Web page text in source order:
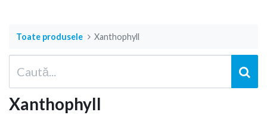
Toate produsele Xanthophyll
Xanthophyll